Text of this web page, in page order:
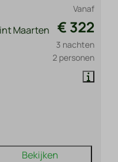
Vanaf
€ 322
3 nachten
2 personen
Maarten
Bekijken